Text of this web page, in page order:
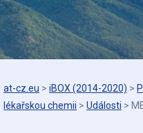
at-cz.eu > iBOX (2014-2020) >
lékařskou chemii > Události >